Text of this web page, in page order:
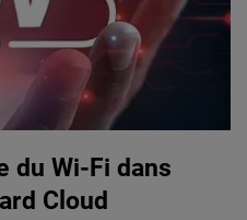
du Wi-Fi dans
Cloud